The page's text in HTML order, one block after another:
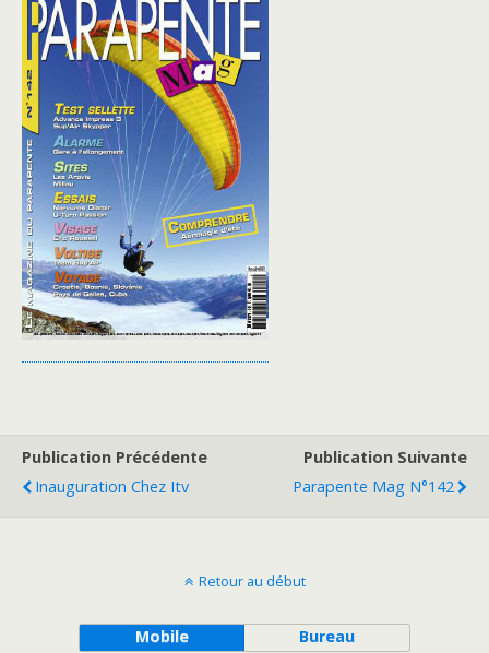
Publication Précédente
Inauguration Chez Itv
Publication Suivante
Parapente Mag N°142
Retour au début
Mobile Bureau